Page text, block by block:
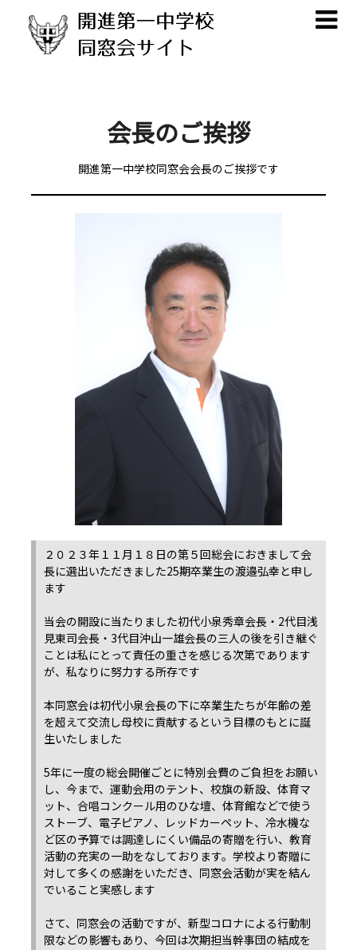
content
content
会長のご挨拶
開進第一中学校同窓会会長のご挨拶です
２０２３年１１月１８日の第５回総会におきまして会
長に選出いただきました25期卒業生の渡邉弘幸と申し
ます
当会の開設に当たりました初代小泉秀章会長・2代目浅
見東司会長・3代目沖山一雄会長の三人の後を引き継ぐ
ことは私にとって責任の重さを感じる次第であります
が、私なりに努力する所存です
本同窓会は初代小泉会長の下に卒業生たちが年齢の差
を超えて交流し母校に貢献するという目標のもとに誕
生いたしました
5年に一度の総会開催ごとに特別会費のご負担をお願い
し、今まで、運動会用のテント、校旗の新設、体育マ
ット、合唱コンクール用のひな壇、体育館などで使う
ストーブ、電子ピアノ、レッドカーペット、冷水機な
ど区の予算では調達しにくい備品の寄贈を行い、教育
活動の充実の一助をなしております。学校より寄贈に
対して多くの感謝をいただき、同窓会活動が実を結ん
でいること実感します
さて、同窓会の活動ですが、新型コロナによる行動制
限などの影響もあり、今回は次期担当幹事団の結成を